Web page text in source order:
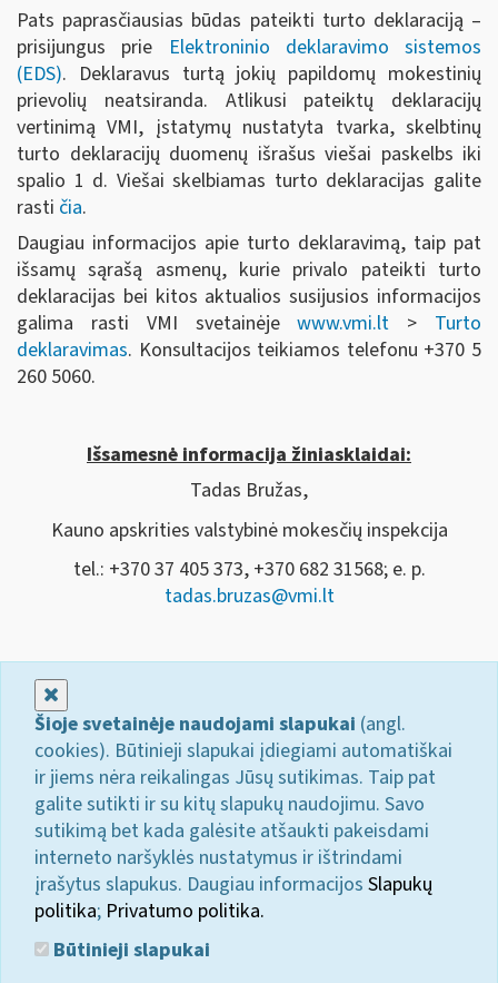
Pats paprasčiausias būdas pateikti turto deklaraciją –
prisijungus prie Elektroninio deklaravimo sistemos
(EDS). Deklaravus turtą jokių papildomų mokestinių
prievolių neatsiranda. Atlikusi pateiktų deklaracijų
vertinimą VMI, įstatymų nustatyta tvarka, skelbtinų
turto deklaracijų duomenų išrašus viešai paskelbs iki
spalio 1 d. Viešai skelbiamas turto deklaracijas galite
rasti čia.
Daugiau informacijos apie turto deklaravimą, taip pat
išsamų sąrašą asmenų, kurie privalo pateikti turto
deklaracijas bei kitos aktualios susijusios informacijos
galima rasti VMI svetainėjewww.vmi.lt > Turto
deklaravimas. Konsultacijos teikiamos telefonu +370 5
260 5060.
Išsamesnė informacija žiniasklaidai:
Tadas Bružas,
Kauno apskrities valstybinė mokesčių inspekcija
tel.: +370 37 405 373, +370 682 31568; e. p.
tadas.bruzas@vmi.lt
Šioje svetainėje naudojami slapukai (angl.
cookies). Būtinieji slapukai įdiegiami automatiškai
ir jiems nėra reikalingas Jūsų sutikimas. Taip pat
galite sutikti ir su kitų slapukų naudojimu. Savo
sutikimą bet kada galėsite atšaukti pakeisdami
interneto naršyklės nustatymus ir ištrindami
įrašytus slapukus. Daugiau informacijos Slapukų
politika; Privatumo politika.
Būtinieji slapukai